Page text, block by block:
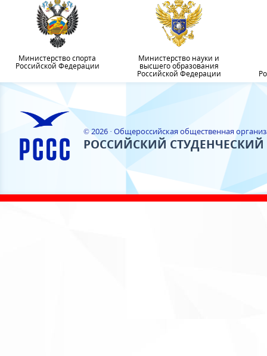
Министерство спорта
Российской Федерации
Министерство науки и
высшего образования
Российской Федерации
© 2026 · Общероссийская общественная
РОССИЙСКИЙ